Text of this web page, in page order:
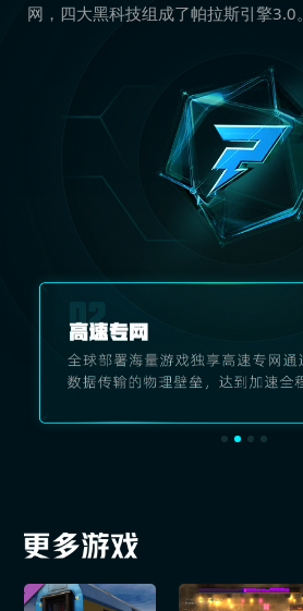
网，四大黑科技组成了帕拉斯引擎3.0。